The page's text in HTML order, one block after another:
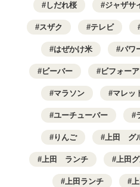
しだれ桜 ジャザサ
スザク テレビ
はぜかけ米 パワ
ビーバー ビフォー
マラソン マレッ
ユーチューバー
りんご 上田 グ
上田 ランチ 上田
上田ランチ